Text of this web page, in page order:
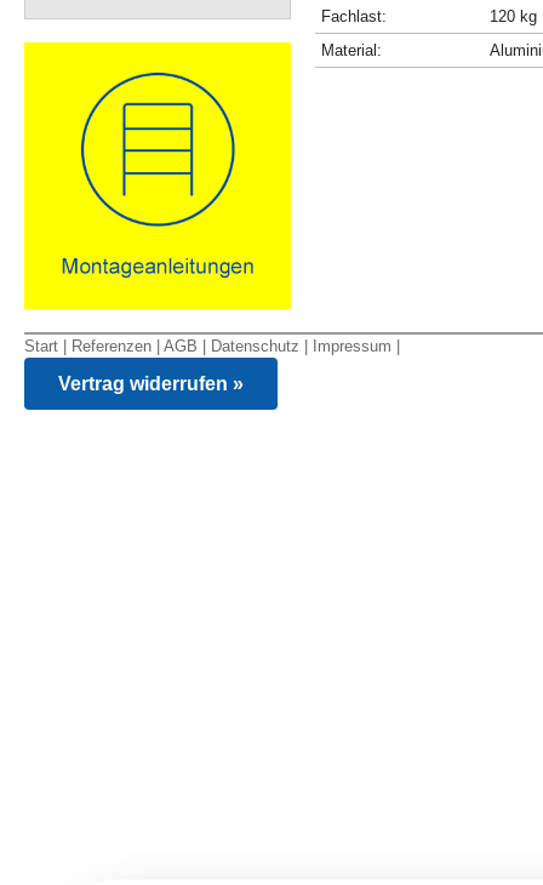
Fachlast:
120 kg
Material:
Start Referenzen AGB Datenschutz Impressum
Vertrag widerrufen »